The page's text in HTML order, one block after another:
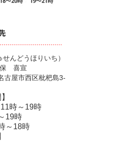
んどうほりいち）
保 喜宣
屋市西区枇杷島3-
時～19時
19時
～18時